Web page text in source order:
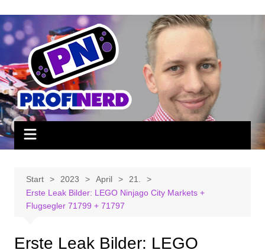
Inhalt
springen
Start 2023 April
21.
Erste Leak Bilder: LEGO Ninjago City Markets +
Flugsegler 71799 + 71797
Erste Leak Bilder: LEGO